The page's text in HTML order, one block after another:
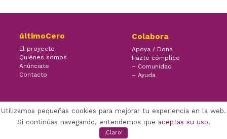
últimoCero
El proyecto
Quiénes somos
Anúnciate
Contacto
Colabora
Apoya / Dona
Hazte cómplice
– Comunidad
– Ayuda
Facebook Twitter Youtube
(CC) ÚLTIMOCERO | 2022
Utilizamos pequeñas cookies para mejorar tu experiencia en la web.
Si continúas navegando, entendemos que aceptas su uso.
¡Claro!